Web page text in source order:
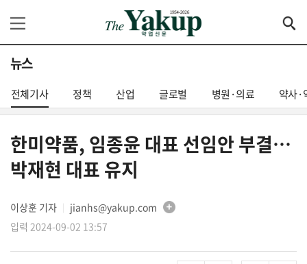
뉴스
전체기사 정책 산업 글로벌 병원·의료 약사·
한미약품, 임종윤 대표 선임안 부결…
박재현 대표 유지
이상훈 기자
jianhs@yakup.com
입력 2024-09-02 13:57